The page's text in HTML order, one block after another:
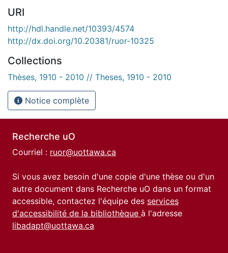
URI
http://hdl.handle.net/10393/4574
http://dx.doi.org/10.20381/ruor-10325
Collections
Thèses, 1910 - 2010 // Theses, 1910 - 2010
Notice complète
Recherche uO
Courriel : ruor@uottawa.ca
Si vous avez besoin d'une copie d'une thèse ou d'un
autre document dans Recherche uO dans un format
accessible, contactez l'équipe des services
d'accessibilité de la bibliothèque à l'adresse
libadapt@uottawa.ca